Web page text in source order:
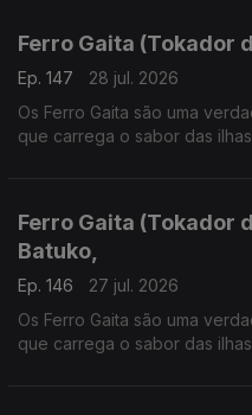
Ferro Gaita (Tokador
Ep. 147
28 jul. 2026
Os Ferro Gaita são uma
que carrega o sabor das
Ferro Gaita (Tokador
Batuko,
Ep. 146
27 jul. 2026
Os Ferro Gaita são uma
que carrega o sabor das